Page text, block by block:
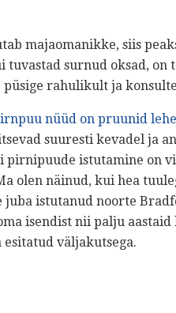
majaomanikke, siis
surnud oksad, on
rahulikult ja
nüüd on pruunid
suuresti kevadel ja
pirnipuude istutamine on
olen näinud, kui hea
juba istutanud noorte
isendist nii palju
väljakutsega.